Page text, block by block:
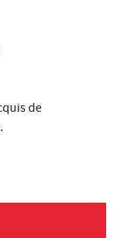
de